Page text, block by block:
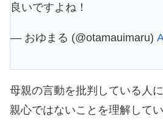
良いですよね！
— おゆまる (@otamauimaru)
母親の言動を批判している人
親心ではないことを理解して